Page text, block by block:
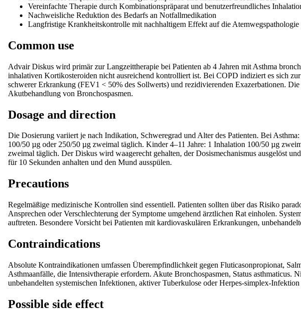
Vereinfachte Therapie durch Kombinationspräparat und benutzerfreundliches
Nachweisliche Reduktion des Bedarfs an Notfallmedikation
Langfristige Krankheitskontrolle mit nachhaltigem Effekt auf die Atemwegspathologie
Common use
Advair Diskus wird primär zur Langzeittherapie bei Patienten ab 4 Jahren mit Asthma
inhalativen Kortikosteroiden nicht ausreichend kontrolliert ist. Bei COPD indiziert es sich
schwerer Erkrankung (FEV1 < 50% des Sollwerts) und rezidivierenden Exazerbationen.
Akutbehandlung von Bronchospasmen.
Dosage and direction
Die Dosierung variiert je nach Indikation, Schweregrad und Alter des Patienten. Bei
100/50 µg oder 250/50 µg zweimal täglich. Kinder 4–11 Jahre: 1 Inhalation 100/50 µg
zweimal täglich. Der Diskus wird waagerecht gehalten, der Dosismechanismus ausgelöst
für 10 Sekunden anhalten und den Mund ausspülen.
Precautions
Regelmäßige medizinische Kontrollen sind essentiell. Patienten sollten über das Risiko
Ansprechen oder Verschlechterung der Symptome umgehend ärztlichen Rat einholen.
auftreten. Besondere Vorsicht bei Patienten mit kardiovaskulären Erkrankungen,
Contraindications
Absolute Kontraindikationen umfassen Überempfindlichkeit gegen Fluticasonpropionat,
Asthmaanfälle, die Intensivtherapie erfordern. Akute Bronchospasmen, Status
unbehandelten systemischen Infektionen, aktiver Tuberkulose oder Herpes-simplex-
Possible side effect